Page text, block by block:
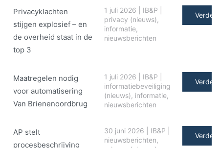
Privacyklachten
stijgen explosief – en
de overheid staat in de
top 3
1 juli 2026 IB&P
privacy (nieuws),
informatie,
nieuwsberichten
Verder
Maatregelen nodig
voor automatisering
Van Brienenoordbrug
1 juli 2026 IB&P
informatiebeveiliging
(nieuws), informatie,
nieuwsberichten
Verder
AP stelt
procesbeschrijving
30 juni 2026 IB&P
nieuwsberichten,
Verder